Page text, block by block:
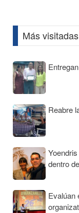
Más visitadas
Reabre
dentro
Evalúan